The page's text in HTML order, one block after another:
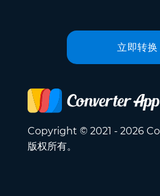
立即转换
Copyright © 2021 - 2026
版权所有。